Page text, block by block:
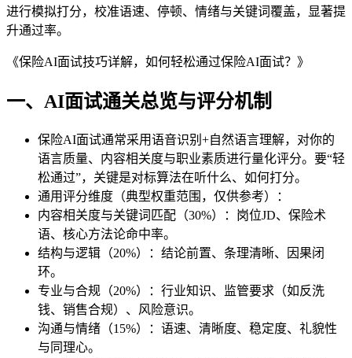
进行模拟打分，校准语速、停顿、情绪与关键词覆盖，显著提
升通过率。
《保险AI面试技巧详解，如何轻松通过保险AI面试？》
一、AI面试通关总览与评分机制
保险AI面试通常采用语音识别+自然语言理解，对你的
语言质量、内容相关度与职业素质进行量化评分。要“轻
松通过”，关键是对标算法在听什么、如何打分。
通用评分维度（典型权重范围，仅供参考）：
内容相关度与关键词匹配（30%）：岗位JD、保险术
语、核心方法论命中率。
结构与逻辑（20%）：结论前置、条理清晰、因果闭
环。
专业与合规（20%）：行业知识、监管要求（如反洗
钱、销售合规）、风险意识。
沟通与情绪（15%）：语速、清晰度、稳定度、礼貌性
与同理心。